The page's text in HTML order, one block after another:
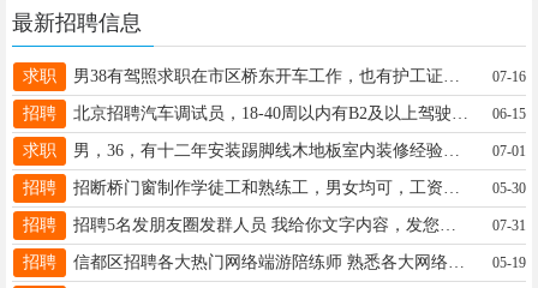
最新招聘信息
求职 07-16
招聘 06-15
求职 男，36，有十二年安装踢脚线木地板室内装修经验。寻月6000以上室内装修工作，广宗县邢台市均可。178325999666 07-01
招聘 05-30
招聘 07-31
招聘 信都区招聘各大热门网络端游陪练师 熟悉各大网络游戏 无押金 薪资5000+上不封顶 电话18333985432微信同号 05-19